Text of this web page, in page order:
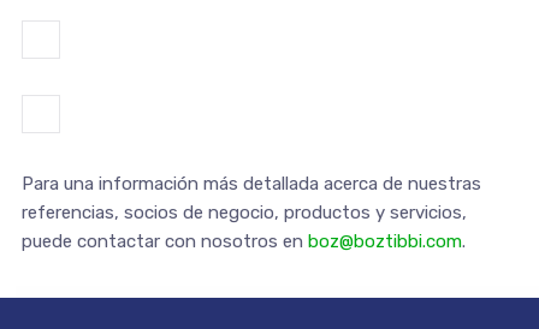
Para una información más detallada acerca de nuestras
referencias, socios de negocio, productos y servicios,
puede contactar con nosotros en boz@boztibbi.com.